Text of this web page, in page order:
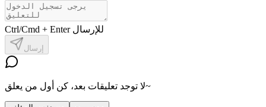
Ctrl/Cmd + Enter للإرسال
إرسال
لا توجد تعليقات بعد، كن أول من يعلق~